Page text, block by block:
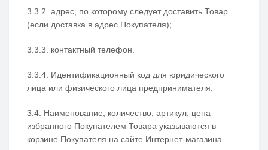
3.3.2. адрес, по которому следует доставить Товар
(если доставка в адрес Покупателя);
3.3.3. контактный телефон.
3.3.4. Идентификационный код для юридического
лица или физического лица предпринимателя.
3.4. Наименование, количество, артикул, цена
избранного Покупателем Товара указываются в
корзине Покупателя на сайте Интернет-магазина.